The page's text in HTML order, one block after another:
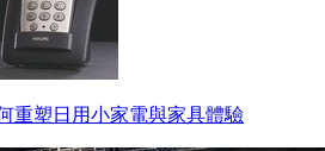
重塑日用小家電與家具體驗